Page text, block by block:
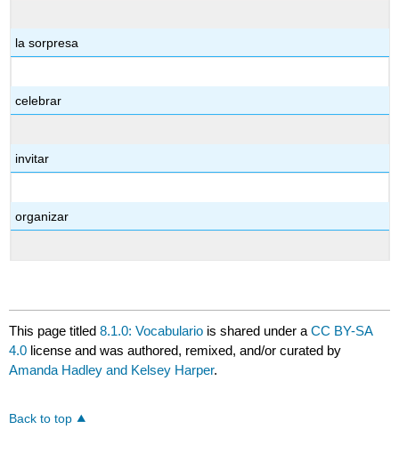
la sorpresa
celebrar
invitar
organizar
This page titled8.1.0: Vocabulario is shared under aCC BY-SA
4.0 license and was authored, remixed, and/or curated by
Amanda Hadley and Kelsey Harper.
Back to top